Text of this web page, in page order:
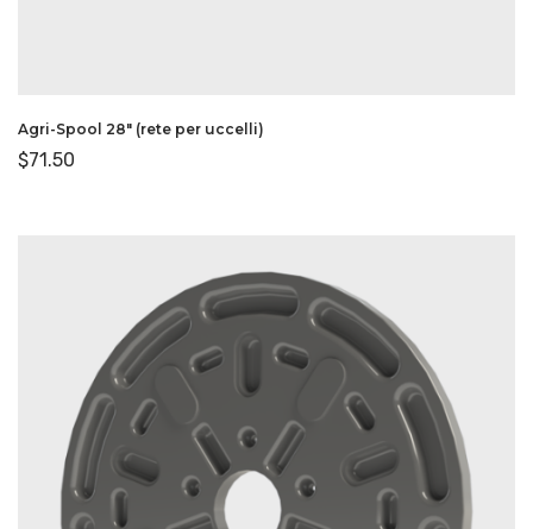
Agri-Spool 28″ (rete per uccelli)
$71.50